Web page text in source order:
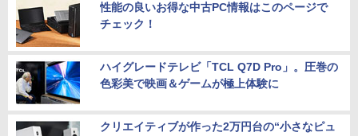
性能の良いお得な中古PC情報はこのページで
チェック！
ハイグレードテレビ「TCL Q7D Pro」。圧巻の
色彩美で映画＆ゲームが極上体験に
クリエイティブが作った2万円台の“小さなピュ